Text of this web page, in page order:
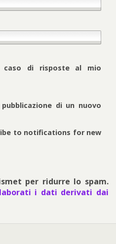
caso di risposte al mio
di un nuovo
to notifications for new
per ridurre lo spam.
i dati derivati dai